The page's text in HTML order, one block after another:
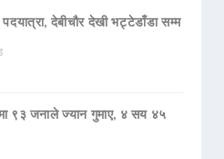
देबीचौर देखी भट्टेडाँडा सम्म
९३ जनाले ज्यान गुमाए, ४ सय ४५